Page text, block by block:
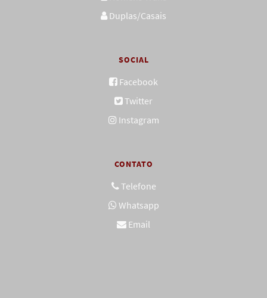
Duplas/Casais
SOCIAL
Facebook
Twitter
Instagram
CONTATO
Telefone
Whatsapp
Email